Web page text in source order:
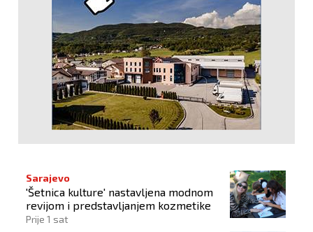
Sarajevo
'Šetnica kulture' nastavljena modnom
revijom i predstavljanjem kozmetike
Prije 1 sat